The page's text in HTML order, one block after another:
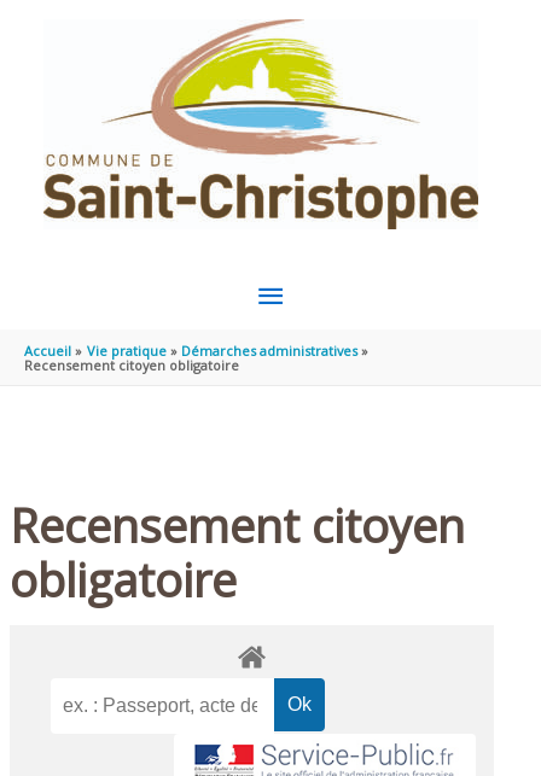
MENU
PRINCIPAL
Accueil Vie pratique
Démarches administratives
Recensement citoyen obligatoire
Recensement citoyen
obligatoire